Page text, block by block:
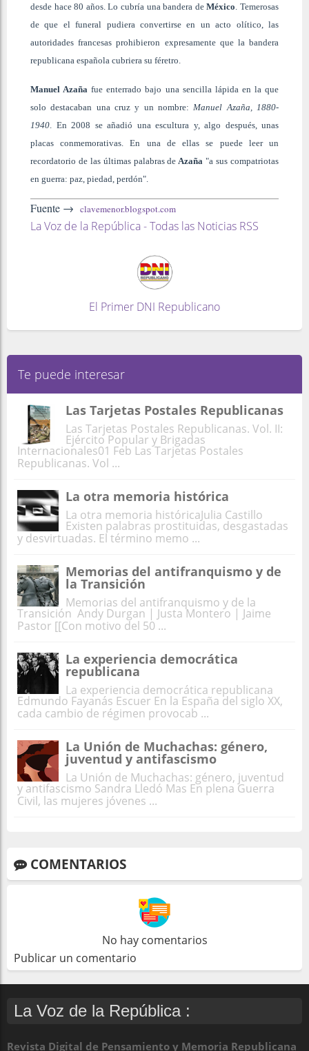
desde hace 80 años. Lo cubría una bandera deMéxico . Temerosas
de que el funeral pudiera convertirse en un acto olítico, las
autoridades francesas prohibieron expresamente que la bandera
republicana española cubriera su féretro.
Manuel Azaña fue enterrado bajo una sencilla lápida en la que
solo destacaban una cruz y un nombre: Manuel Azaña, 1880-
1940 . En 2008 se añadió una escultura y, algo después, unas
placas conmemorativas. En una de ellas se puede leer un
recordatorio de las últimas palabras de Azaña "a sus compatriotas
en guerra: paz, piedad, perdón".
Fuente → clavemenor.blogspot.com
La Voz de la República - Todas las Noticias RSS
El Primer DNI Republicano
Te puede interesar
Las Tarjetas Postales Republicanas
Las Tarjetas Postales Republicanas. Vol. II:
Ejército Popular y Brigadas
Internacionales01 Feb Las Tarjetas Postales
Republicanas. Vol ...
La otra memoria histórica
La otra memoria históricaJulia Castillo
Existen palabras prostituidas, desgastadas
y desvirtuadas. El término memo ...
Memorias del antifranquismo y de
la Transición
Memorias del antifranquismo y de la
Transición Andy Durgan | Justa Montero | Jaime
Pastor [[Con motivo del 50 ...
La experiencia democrática
republicana
La experiencia democrática republicana
Edmundo Fayanás Escuer En la España del siglo XX,
cada cambio de régimen provocab ...
La Unión de Muchachas: género,
juventud y antifascismo
La Unión de Muchachas: género, juventud
y antifascismo Sandra Lledó Mas En plena Guerra
Civil, las mujeres jóvenes ...
COMENTARIOS
No hay comentarios
Publicar un comentario
La Voz de la República :
Revista Digital de Pensamiento y Memoria Republicana